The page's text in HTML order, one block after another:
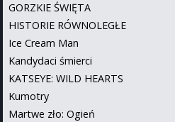
GORZKIE ŚWIĘTA
HISTORIE RÓWNOLEGŁE
Ice Cream Man
Kandydaci śmierci
KATSEYE: WILD HEARTS
Kumotry
Martwe zło: Ogień